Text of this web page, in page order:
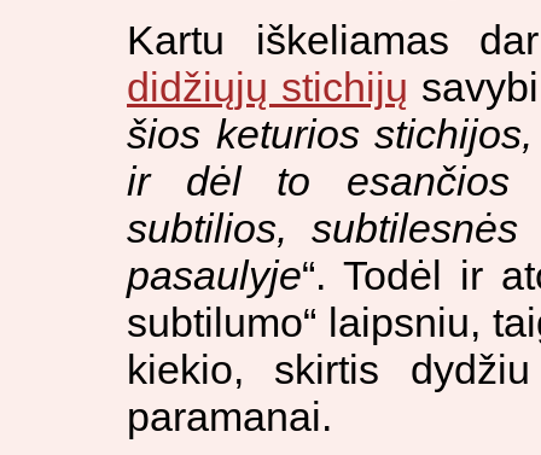
Kartu iškeliamas
didžiųjų stichijų
šios keturios
ir dėl to esančios
subtilios,
pasaulyje“. Todėl ir
subtilumo“ laipsniu,
kiekio, skirtis
paramanai.